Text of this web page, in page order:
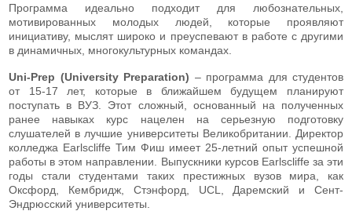
Программа идеально подходит для любознательных,
мотивированных молодых людей, которые проявляют
инициативу, мыслят широко и преуспевают в работе с другими
в динамичных, многокультурных командах.
Uni-Prep (University Preparation) – программа для студентов
от 15-17 лет, которые в ближайшем будущем планируют
поступать в ВУЗ. Этот сложный, основанный на полученных
ранее навыках курс нацелен на серьезную подготовку
слушателей в лучшие университеты Великобритании. Директор
колледжа Earlscliffe Тим Фиш имеет 25-летний опыт успешной
работы в этом направлении. Выпускники курсов Earlscliffe за эти
годы стали студентами таких престижных вузов мира, как
Оксфорд, Кембридж, Стэнфорд, UCL, Даремский и Сент-
Эндрюсский университеты.